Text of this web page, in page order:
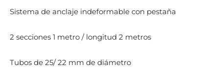
Sistema de anclaje indeformable con pestaña
2 secciones 1 metro / longitud 2 metros
Tubos de 25/ 22 mm de diámetro